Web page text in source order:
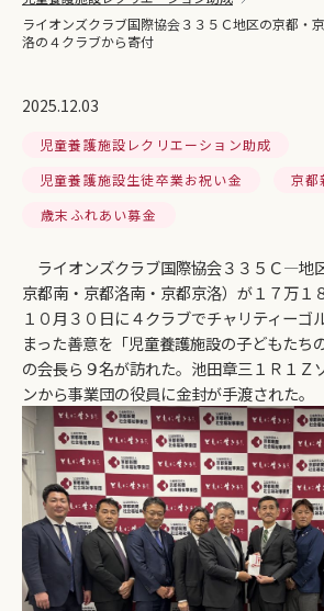
ライオンズクラブ国際協会３３５Ｃ地区の京都・
洛の４クラブから寄付
2025.12.03
児童養護施設レクリエーション助成
児童養護施設生徒卒業お祝い金
京都
歳末ふれあい募金
ライオンズクラブ国際協会３３５Ｃ―地
京都南・京都洛南・京都京洛）が１７万１
１０月３０日に４クラブでチャリティーゴ
まった善意を「児童養護施設の子どもたち
の会長ら９名が訪れた。池田章三１Ｒ１Ｚ
ンから事業団の役員に金封が手渡された。